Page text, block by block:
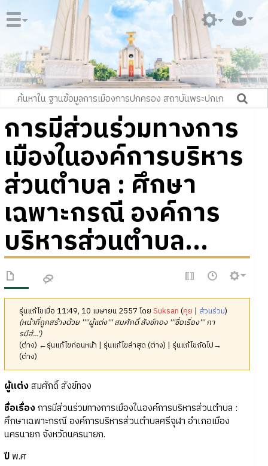
การมีส่วนร่วมทางการ
เมืองในองค์การบริหาร
ส่วนตำบล : ศึกษา
เฉพาะกรณี องค์การ
บริหารส่วนตำบล...
รุ่นแก้ไขเมื่อ 11:49, 10 เมษายน 2557 โดยSuksan (คุย | ส่วนร่วม)
(หน้าที่ถูกสร้างด้วย ''''ผู้แต่ง''' สมศักดิ์ สังข์ทอง '''ชื่อเรื่อง''' กา
รมีส่...')
(ต่าง) ←รุ่นแก้ไขก่อนหน้า | รุ่นแก้ไขล่าสุด (ต่าง) | รุ่นแก้ไขถัดไป→
(ต่าง)
ผู้แต่งสมศักดิ์ สังข์ทอง
ชื่อเรื่องการมีส่วนร่วมทางการเมืองในองค์การบริหารส่วนตำบล :
ศึกษาเฉพาะกรณี องค์การบริหารส่วนตำบลศรีจุฬา อำเภอเมือง
นครนายก จังหวัดนครนายก.
ปีพ.ศ